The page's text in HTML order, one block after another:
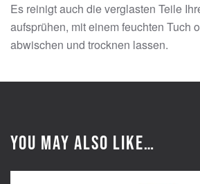
Es reinigt auch die verglasten Teile
aufsprühen, mit einem feuchten Tuch
abwischen und trocknen lassen.
You may also like…